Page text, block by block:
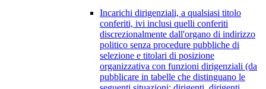
Incarichi dirigenziali, a qualsiasi titolo
conferiti, ivi inclusi quelli conferiti
discrezionalmente dall'organo di indirizzo
politico senza procedure pubbliche di
selezione e titolari di posizione
organizzativa con funzioni dirigenziali (da
pubblicare in tabelle che distinguano le